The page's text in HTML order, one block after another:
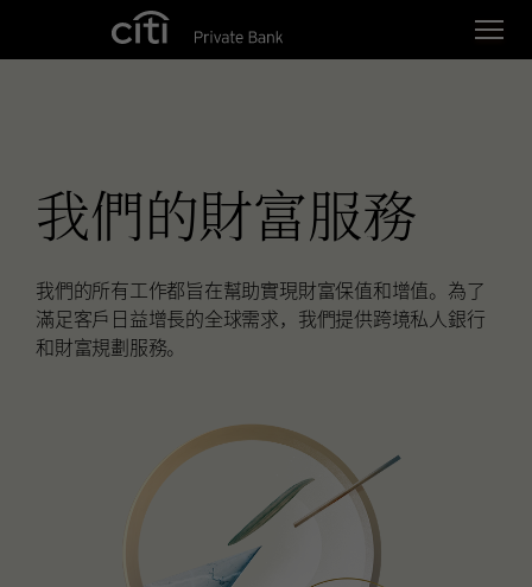
Skip navigation links
我們的財富服務
我們的所有工作都旨在幫助實現財富保值和增值。為了
滿足客戶日益增長的全球需求，我們提供跨境私人銀行
和財富規劃服務。